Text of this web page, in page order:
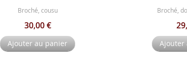
Broché, cousu
30,00 €
Ajouter au panier
Broché,
Ajouter